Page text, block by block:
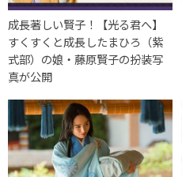
成長著しい賢子！【光る君へ】
すくすくと成長したまひろ（紫
式部）の娘・藤原賢子の扮装写
真が公開